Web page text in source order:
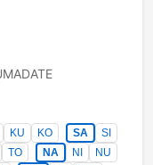
KU KO SA
SI
TO NA NI
NU